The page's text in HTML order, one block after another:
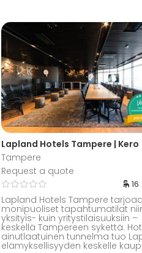
Lapland Hotels Tampere | Kero
Tampere
Request a quote
16
Lapland Hotels Tampere tarjoaa
monipuoliset tapahtumatilat
yksityis- kuin yritystilaisuuksiin –
keskellä Tampereen sykettä.
ainutlaatuinen tunnelma tuo
elämyksellisyyden keskelle